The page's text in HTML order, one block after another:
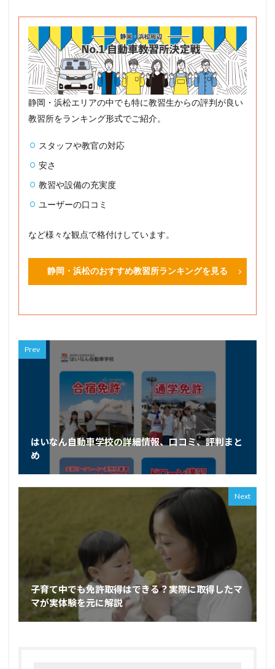
静岡・浜松エリアの中でも特に教習生からの評判が良い
教習所をランキング形式でご紹介。
スタッフや教官の対応
安さ
教習や設備の充実度
ユーザーの口コミ
など様々な観点で格付けしています。
静岡・浜松のおすすめ教習所ランキングを見る
Prev
はいなん自動車学校の詳細情報、口コミ、評判まと
め
Next
子育て中でも免許取得はできる？実際に取得したマ
マが実体験を元に解説